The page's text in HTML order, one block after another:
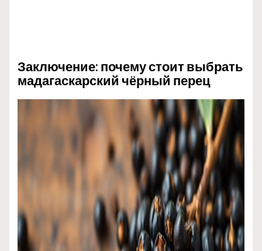
Заключение: почему стоит выбрать
мадагаскарский чёрный перец